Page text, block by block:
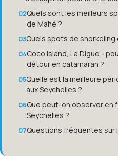
Quels sont les meilleurs
de Mahé ?
Quels spots de snorkeling
Coco Island, La Digue -
détour en catamaran ?
Quelle est la meilleure
aux Seychelles ?
Que peut-on observer en
Seychelles ?
Questions fréquentes sur